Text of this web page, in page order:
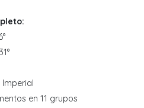
31°
Imperial
en 11 grupos